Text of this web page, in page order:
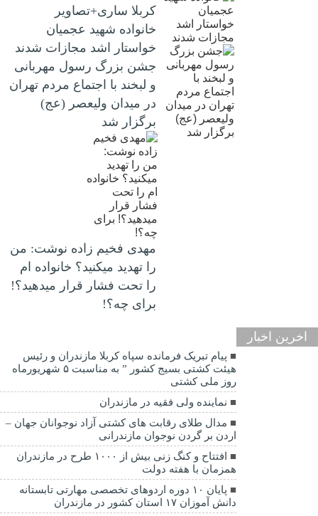
کربلا ساری+تصاویر
خانواده شهید عجمیان
خواستار اشد مجازات شدند
جشن بزرگ رسول مهربانی
و لبخند با اجتماع مردم تهران
در میدان ولیعصر (عج)
برگزار شد
مهدی فخیم زاده نوشت: من
را تهدید میکنید؟ خانواده ام
را‌ تحت فشار قرار میدهید؟!
برای چه؟!
اخرین اخبار
پیام تبریک فرمانده سپاه کربلا مازندران و رئیس
هیئت کشتی بسیج کشور ” به مناسبت ۵ شهریورماه
روز ملی کشتی
نماينده ولی فقیه در مازندران
مدال طلای رقابت های کشتی آزاد نوجوانان جهان –
اردن بر گردن نوجوان مازندرانی
افتتاح و کنگ زنی بیش از ۱۰۰۰ طرح در مازندران
همزمان با هفته دولت
پایان ۱۰ دوره اردوهای تخصصی مهارتی تابستانه
دانش آموزان ۱۷ استان کشور در مازندران